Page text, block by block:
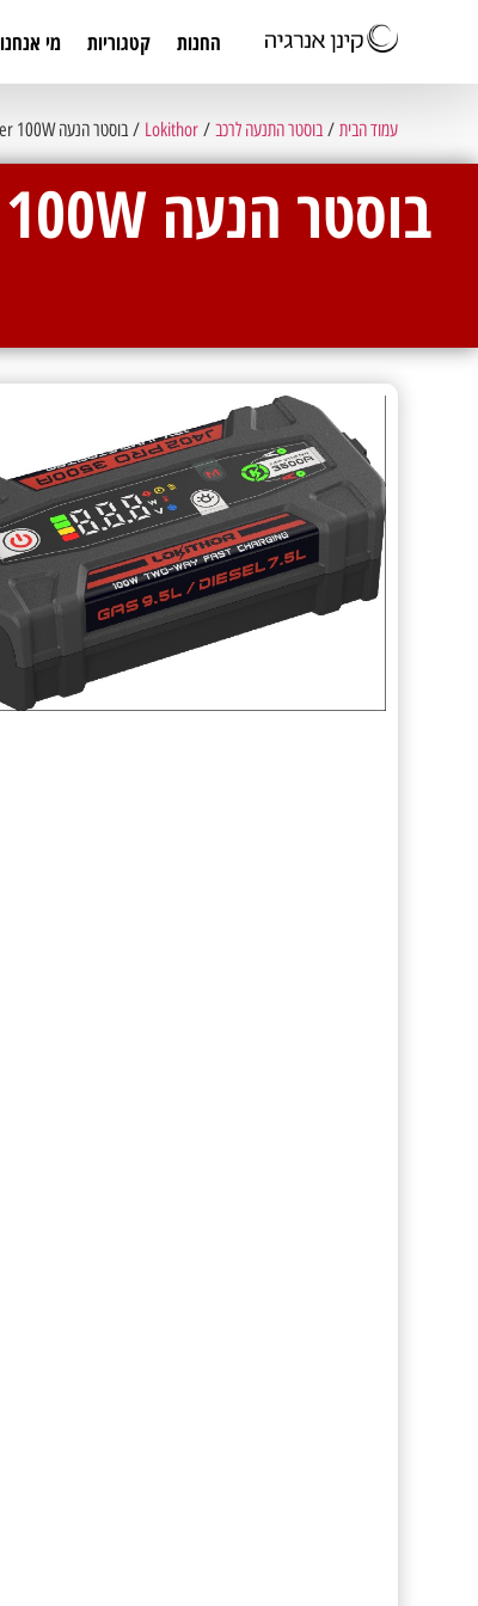
החנות קטגוריות מי אנחנו
עמוד הבית /בוסטר התנעה לרכב /
Lokithor / בוסטר הנעה LOKITHOR J402 Jump Starter 100W טעינה מהירה דו כיוונית 3000 אמפר